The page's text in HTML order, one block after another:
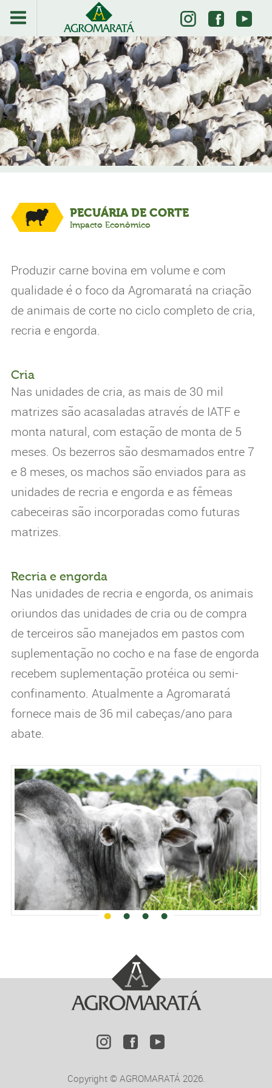
PECUÁRIA DE CORTE
Impacto Econômico
Produzir carne bovina em volume e com
qualidade é o foco da Agromaratá na criação
de animais de corte no ciclo completo de cria,
recria e engorda.
Cria
Nas unidades de cria, as mais de 30 mil
matrizes são acasaladas através de IATF e
monta natural, com estação de monta de 5
meses. Os bezerros são desmamados entre 7
e 8 meses, os machos são enviados para as
unidades de recria e engorda e as fêmeas
cabeceiras são incorporadas como futuras
matrizes.
Recria e engorda
Nas unidades de recria e engorda, os animais
oriundos das unidades de cria ou de compra
de terceiros são manejados em pastos com
suplementação no cocho e na fase de engorda
recebem suplementação protéica ou semi-
confinamento. Atualmente a Agromaratá
fornece mais de 36 mil cabeças/ano para
abate.
Copyright © AGROMARATÁ 2026.